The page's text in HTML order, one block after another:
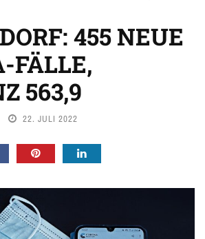
455 NEUE
FÄLLE,
563,9
22. JULI 2022